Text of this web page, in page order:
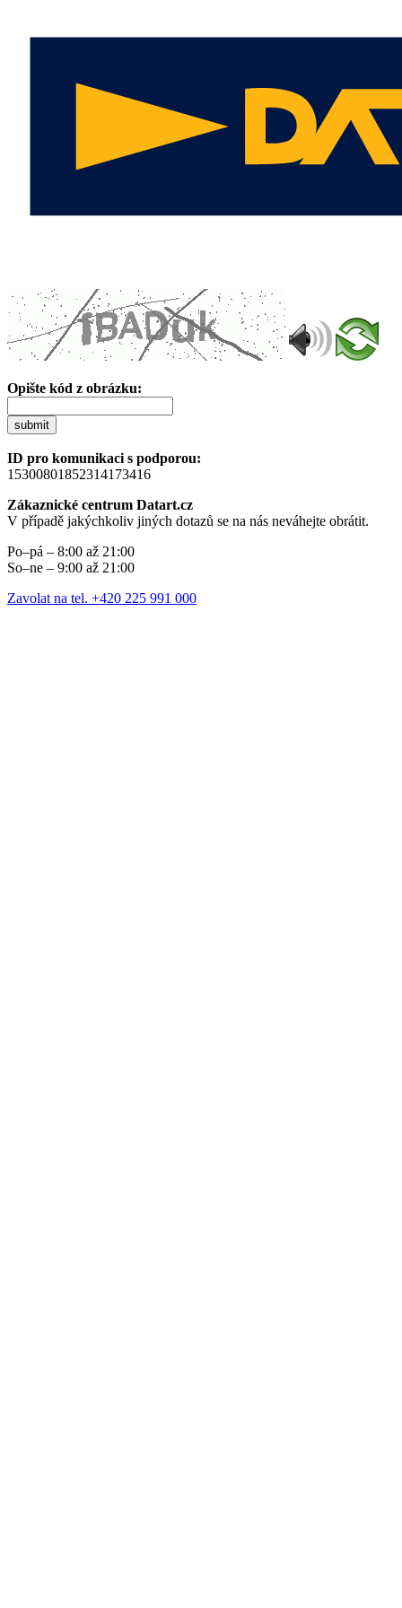
Opište kód z obrázku:
submit
ID pro komunikaci s podporou:
15300801852314173416
Zákaznické centrum Datart.cz
V případě jakýchkoliv jiných dotazů se na nás neváhejte obrátit.
Po–pá – 8:00 až 21:00
So–ne – 9:00 až 21:00
Zavolat na tel. +420 225 991 000